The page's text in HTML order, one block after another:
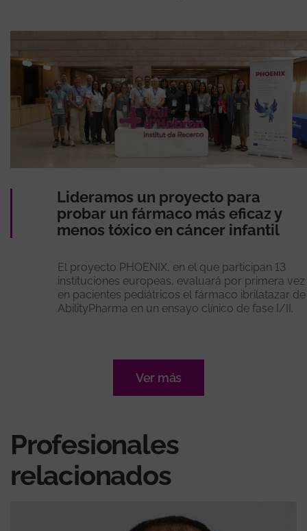
Lideramos un proyecto para
probar un fármaco más eficaz y
menos tóxico en cáncer infantil
El proyecto PHOENIX, en el que participan 13
instituciones europeas, evaluará por primera vez
en pacientes pediátricos el fármaco ibrilatazar de
AbilityPharma en un ensayo clínico de fase I/II.
Ver más
Profesionales
relacionados